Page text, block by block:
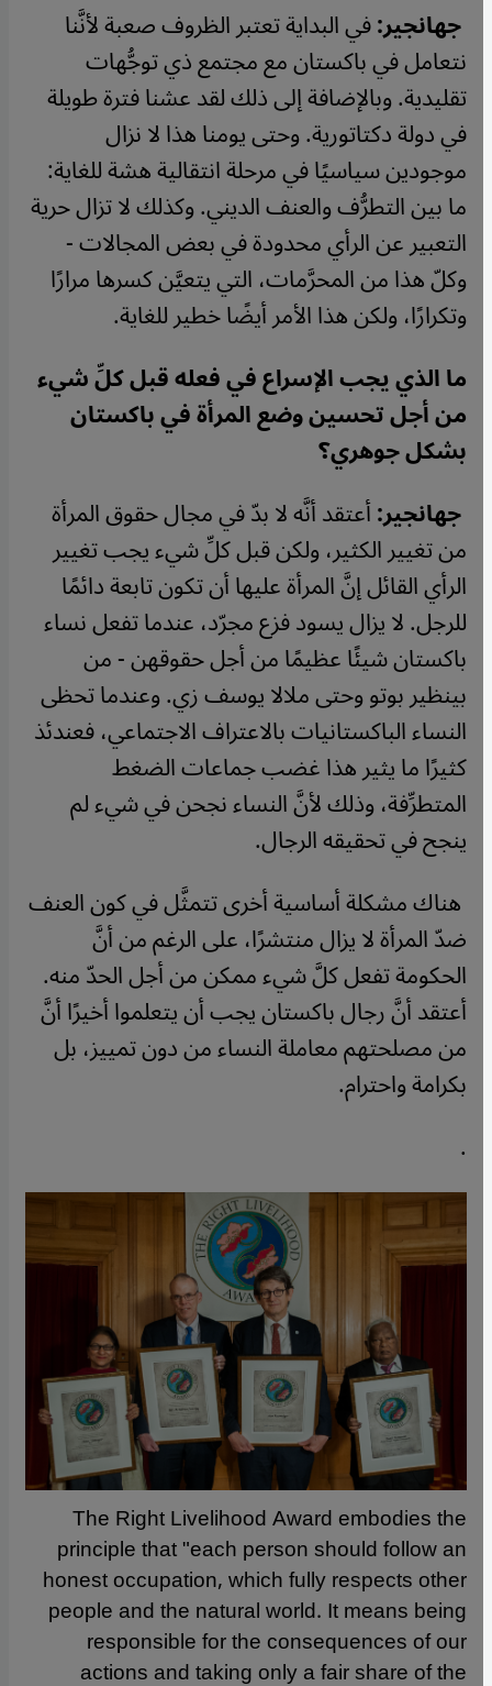
جهانجير:في البداية تعتبر الظروف صعبة لأنَّنا
نتعامل في باكستان مع مجتمع ذي توجُّهات
تقليدية. وبالإضافة إلى ذلك لقد عشنا فترة طويلة
في دولة دكتاتورية. وحتى يومنا هذا لا نزال
موجودين سياسيًا في مرحلة انتقالية هشة للغاية:
ما بين التطرُّف والعنف الديني. وكذلك لا تزال حرية
التعبير عن الرأي محدودة في بعض المجالات -
وكلّ هذا من المحرَّمات، التي يتعيَّن كسرها مرارًا
وتكرارًا، ولكن هذا الأمر أيضًا خطير للغاية.
ما الذي يجب الإسراع في فعله قبل كلِّ شيء
من أجل تحسين وضع المرأة في باكستان
بشكل جوهري؟
جهانجير:أعتقد أنَّه لا بدّ في مجال حقوق المرأة
من تغيير الكثير، ولكن قبل كلِّ شيء يجب تغيير
الرأي القائل إنَّ المرأة عليها أن تكون تابعة دائمًا
للرجل. لا يزال يسود فزع مجرّد، عندما تفعل نساء
باكستان شيئًا عظيمًا من أجل حقوقهن - من
بينظير بوتو وحتى ملالا يوسف زي. وعندما تحظى
النساء الباكستانيات بالاعتراف الاجتماعي، فعندئذ
كثيرًا ما يثير هذا غضب جماعات الضغط
المتطرِّفة، وذلك لأنَّ النساء نجحن في شيء لم
ينجح في تحقيقه الرجال.
هناك مشكلة أساسية أخرى تتمثَّل في كون العنف
ضدّ المرأة لا يزال منتشرًا، على الرغم من أنَّ
الحكومة تفعل كلَّ شيء ممكن من أجل الحدّ منه.
أعتقد أنَّ رجال باكستان يجب أن يتعلموا أخيرًا أنَّ
من مصلحتهم معاملة النساء من دون تمييز، بل
بكرامة واحترام.
.
The Right Livelihood Award embodies the
principle that "each person should follow an
honest occupation, which fully respects other
people and the natural world. It means being
responsible for the consequences of our
actions and taking only a fair share of the